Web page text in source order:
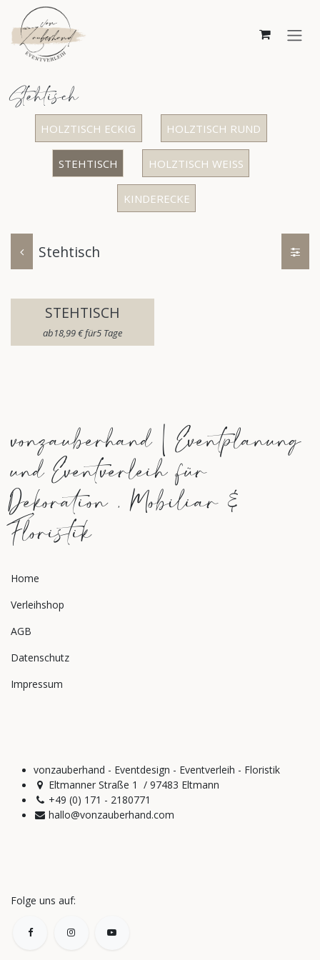
Zum Inhalt springen
Stehtisch
HOLZTISCH ECKIG HOLZTISCH RUND
STEHTISCH HOLZTISCH WEISS
KINDERECKE
Stehtisch
STEHTISCH
ab​18,99€für​5 Tage
vonzauberhand | Eventplanung
und Eventverleih für
Dekoration , Mobiliar &
Floristik
Home
Verleihshop
AGB
Datenschutz
Impressum
vonzauberhand - Eventdesign - Eventverleih - Floristik
Eltmanner Straße 1 / 97483 Eltmann
+49 (0) 171 - 2180771
hallo@vonzauberhand.com
Folge uns auf: